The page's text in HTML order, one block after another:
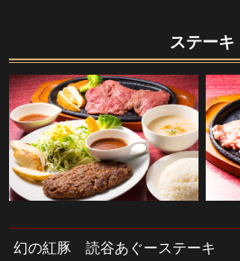
ステーキ
幻の紅豚 読谷あぐーステーキ